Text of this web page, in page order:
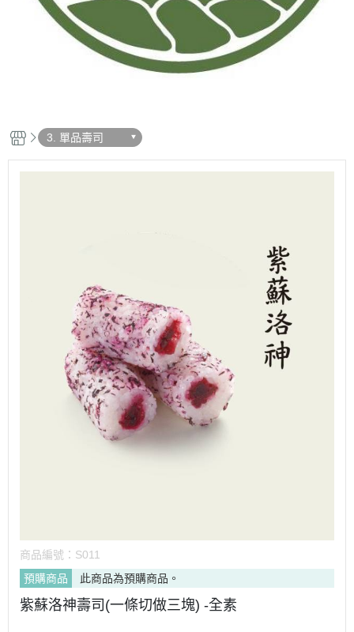
3. 單品壽司
商品編號： S011
預購商品
此商品為預購商品。
紫蘇洛神壽司(一條切做三塊) -全素